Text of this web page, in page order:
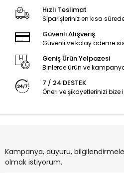
Hızlı Teslimat
Siparişleriniz en kısa
Güvenli Alışveriş
Güvenli ve kolay ödeme
Geniş Ürün Yelpazesi
Binlerce ürün ve
7 / 24 DESTEK
Öneri ve şikayetlerinizi bize
Kampanya, duyuru,
olmak istiyorum.